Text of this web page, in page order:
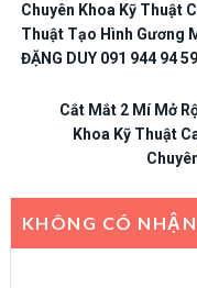
Chuyên Khoa Kỹ Thuật
Thuật Tạo Hình Gương
ĐẶNG DUY 091 944 94 59
Cắt Mắt 2 Mí Mở
Khoa Kỹ Thuật
KHÔNG CÓ